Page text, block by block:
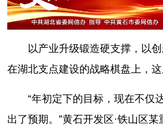
以产业升级锻造硬支撑，以
在湖北支点建设的战略棋盘上，这
“年初定下的目标，现在不仅
出了预期。”黄石开发区·铁山区